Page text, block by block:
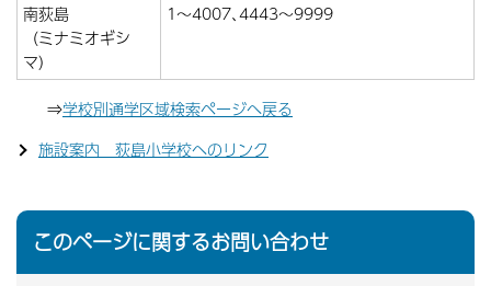
南荻島
（ミナミオギシ
マ）
1〜4007､4443〜9999
⇒学校別通学区域検索ページへ戻る
施設案内 荻島小学校へのリンク
このページに関するお問い合わせ